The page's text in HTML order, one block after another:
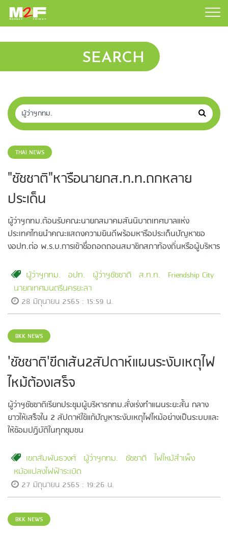
SEARCH
THAI NEWS
"ชัชชาติ"หารือนายกส.ท.ท.ถกหลาย
ประเด็น
ผู้ว่าฯกทม.ต้อนรับคณะนายกสมาคมสันนิบาตเทศบาลแห่ง
ประเทศไทยนำคณะแสดงความยินดีพร้อมหารือประเด็นปัญหาขอ
งอปท.ต่อ พ.ร.บ.การเข้าชื่อถอดถอนสมาชิกสภาท้องถิ่นหรือผู้บริหาร
ผู้ว่าฯกทม. อปท. ผู้ว่าฯชัชชาติ ส.ท.ท.
Friendship City
นายกเทศมนตรีนครยะลา
28 มิถุนายน 2565 : 15:59 น.
BKK NEWS
'ชัชชาติ'ขีดเส้น2สัปดาห์แผนระงับเหตุไฟ
ไหม้ต้องเสร็จ
ผู้ว่าฯชัชชาติเรียกประชุมผู้บริหารกทม.สั่งเร่งทำแผนระยะสั้น กลาง
ยาวให้เสร็จใน 2 สัปดาห์ใช้แก้ปัญหาระงับเหตุไฟไหม้อย่างเป็นระบบและ
ให้ซ้อมปฏิบัติในทุกชุมชน
เขตสัมพันธวงศ์ ผู้ว่าฯกทม. ชัชชาติ ไฟไหม้สำเพ็ง
หม้อแปลงไฟฟ้าระเบิด
27 มิถุนายน 2565 : 19:26 น.
BKK NEWS